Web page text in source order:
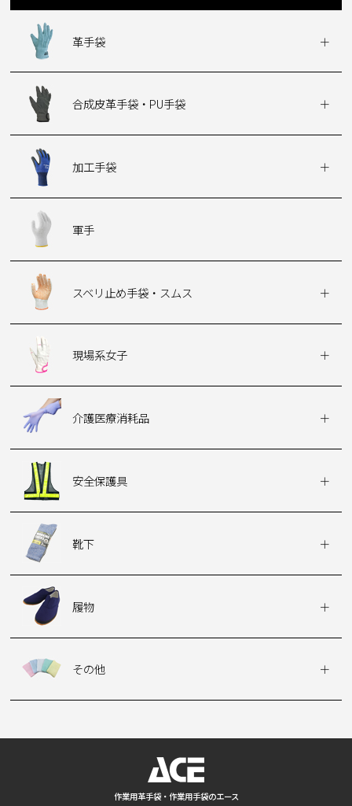
革手袋
合成皮革手袋・PU手袋
加工手袋
軍手
スベリ止め手袋・スムス
現場系女子
介護医療消耗品
安全保護具
靴下
履物
その他
作業用革手袋・作業用手袋のエース